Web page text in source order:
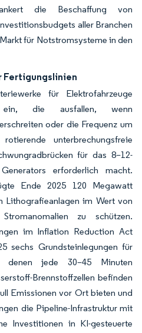
die Beschaffung von
aller Branchen
für Notstromsysteme in den
Fertigungslinien
für Elektrofahrzeuge
die ausfallen, wenn
oder die Frequenz um
unterbrechungsfreie
für das 8–12-
erforderlich macht.
Ende 2025 120 Megawatt
Lithografieanlagen im Wert von
zu schützen.
im Inflation Reduction Act
sechs Grundsteinlegungen für
denen jede 30–45 Minuten
Brennstoffzellen befinden
Emissionen vor Ort bieten und
die Pipeline-Infrastruktur mit
Investitionen in KI-gesteuerte